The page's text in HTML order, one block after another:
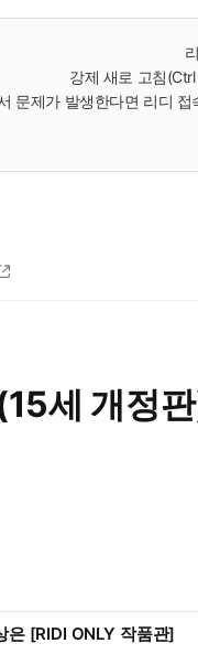
강제 새로 고침
문제가 발생한다면 리디
세 개정
은 [RIDI ONLY 작품관]